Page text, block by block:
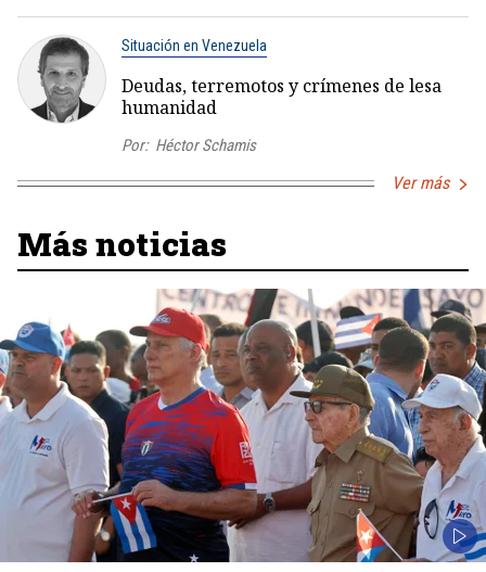
Situación en Venezuela
Deudas, terremotos y crímenes de lesa
humanidad
Por: Héctor Schamis
Ver más
Más noticias